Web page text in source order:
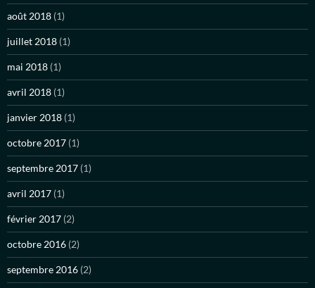
août 2018 (1)
juillet 2018 (1)
mai 2018 (1)
avril 2018 (1)
janvier 2018 (1)
octobre 2017 (1)
septembre 2017 (1)
avril 2017 (1)
février 2017 (2)
octobre 2016 (2)
septembre 2016 (2)